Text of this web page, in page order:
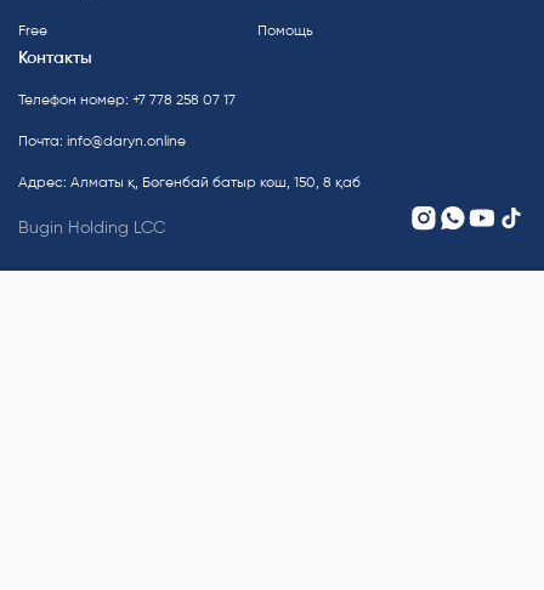
Free Помощь
Контакты
Телефон номер: +7 778 258 07 17
Почта: info@daryn.online
Адрес: Алматы қ, Бөгенбай батыр көш, 150, 8 қаб
Bugin Holding LCC